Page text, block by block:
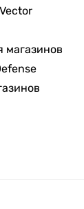
магазинов